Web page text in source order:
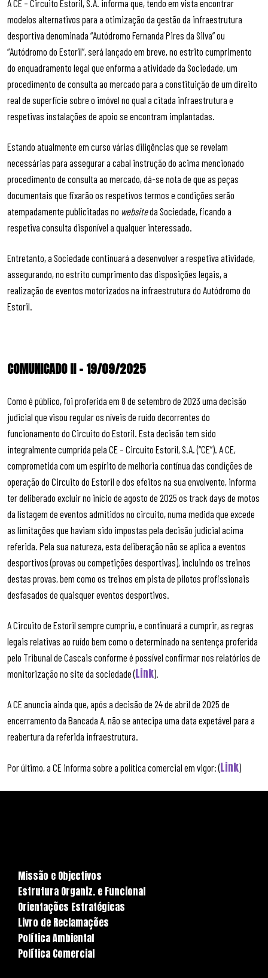
A CE – Circuito Estoril, S.A. informa que, tendo em vista encontrar
modelos alternativos para a otimização da gestão da infraestrutura
desportiva denominada “Autódromo Fernanda Pires da Silva” ou
“Autódromo do Estoril”, será lançado em breve, no estrito cumprimento
do enquadramento legal que enforma a atividade da Sociedade, um
procedimento de consulta ao mercado para a constituição de um direito
real de superfície sobre o imóvel no qual a citada infraestrutura e
respetivas instalações de apoio se encontram implantadas.
Estando atualmente em curso várias diligências que se revelam
necessárias para assegurar a cabal instrução do acima mencionado
procedimento de consulta ao mercado, dá-se nota de que as peças
documentais que fixarão os respetivos termos e condições serão
atempadamente publicitadas no websiteda Sociedade, ficando a
respetiva consulta disponível a qualquer interessado.
Entretanto, a Sociedade continuará a desenvolver a respetiva atividade,
assegurando, no estrito cumprimento das disposições legais, a
realização de eventos motorizados na infraestrutura do Autódromo do
Estoril.
COMUNICADO II – 19/09/2025
Como é público, foi proferida em 8 de setembro de 2023 uma decisão
judicial que visou regular os níveis de ruído decorrentes do
funcionamento do Circuito do Estoril. Esta decisão tem sido
integralmente cumprida pela CE – Circuito Estoril, S.A. (“CE”). A CE,
comprometida com um espírito de melhoria contínua das condições de
operação do Circuito do Estoril e dos efeitos na sua envolvente, informa
ter deliberado excluir no início de agosto de 2025 os track days de motos
da listagem de eventos admitidos no circuito, numa medida que excede
as limitações que haviam sido impostas pela decisão judicial acima
referida. Pela sua natureza, esta deliberação não se aplica a eventos
desportivos (provas ou competições desportivas), incluindo os treinos
destas provas, bem como os treinos em pista de pilotos profissionais
desfasados de quaisquer eventos desportivos.
A Circuito de Estoril sempre cumpriu, e continuará a cumprir, as regras
legais relativas ao ruído bem como o determinado na sentença proferida
pelo Tribunal de Cascais conforme é possível confirmar nos relatórios de
monitorização no site da sociedade (Link).
A CE anuncia ainda que, após a decisão de 24 de abril de 2025 de
encerramento da Bancada A, não se antecipa uma data expetável para a
reabertura da referida infraestrutura.
Por último, a CE informa sobre a política comercial em vigor: (Link)
Missão e Objectivos
Estrutura Organiz. e Funcional
Orientações Estratégicas
Livro de Reclamações
Política Ambiental
Política Comercial